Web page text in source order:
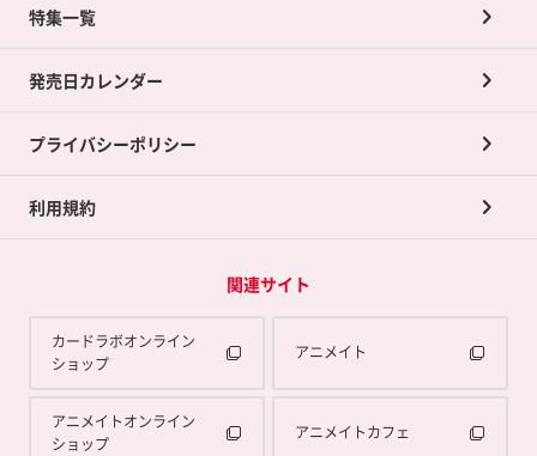
ネット買取について
買取承諾書について
ポイントカードTOP
ポイント交換景品
特集一覧
発売日カレンダー
プライバシーポリシー
利用規約
関連サイト
カードラボオンライン
ショップ
アニメイト
アニメイトオンライン
ショップ
アニメイトカフェ